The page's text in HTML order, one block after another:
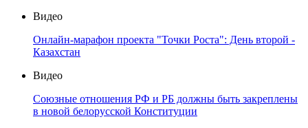
Видео
Онлайн-марафон проекта "Точки Роста": День второй -
Казахстан
Видео
Союзные отношения РФ и РБ должны быть закреплены
в новой белорусской Конституции